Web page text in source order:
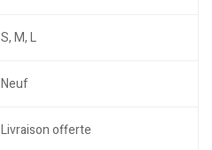
S, M, L
Neuf
Livraison offerte